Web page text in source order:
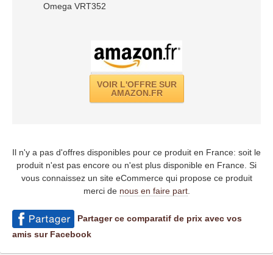
Omega VRT352
VOIR L'OFFRE SUR
AMAZON.FR
Il n'y a pas d'offres disponibles pour ce produit en France: soit le
produit n'est pas encore ou n'est plus disponible en France. Si
vous connaissez un site eCommerce qui propose ce produit
merci de nous en faire part.
Partager ce comparatif de prix avec vos
amis sur Facebook